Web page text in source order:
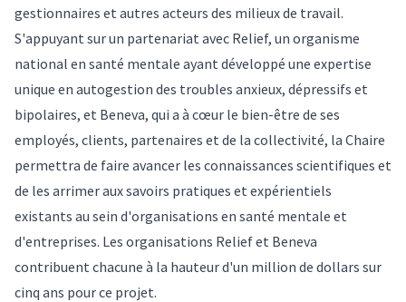
gestionnaires et autres acteurs des milieux de travail.
S'appuyant sur un partenariat avec Relief, un organisme
national en santé mentale ayant développé une expertise
unique en autogestion des troubles anxieux, dépressifs et
bipolaires, et Beneva, qui a à cœur le bien-être de ses
employés, clients, partenaires et de la collectivité, la Chaire
permettra de faire avancer les connaissances scientifiques et
de les arrimer aux savoirs pratiques et expérientiels
existants au sein d'organisations en santé mentale et
d'entreprises. Les organisations Relief et Beneva
contribuent chacune à la hauteur d'un million de dollars sur
cinq ans pour ce projet.